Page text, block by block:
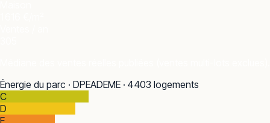
Énergie du parc · DPEADEME · 4 403 logements
C
D